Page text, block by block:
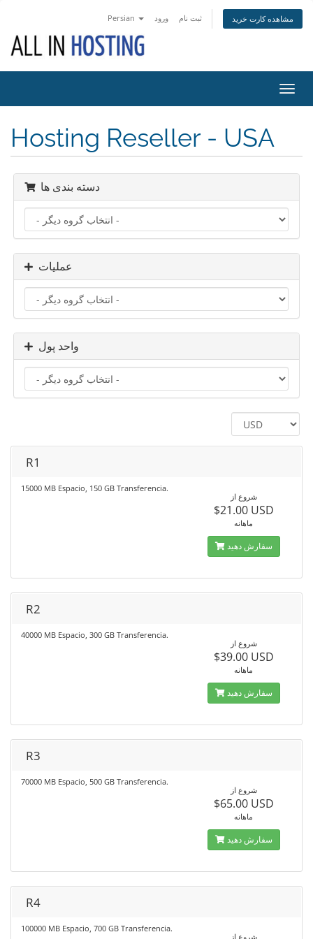
Persian ورود ثبت نام مشاهده کارت خرید
تغییر
Hosting Reseller - USA
دسته بندی ها
عملیات
واحد پول
R1
15000 MB Espacio, 150 GB Transferencia.
شروع از
$21.00 USD
ماهانه
سفارش دهید
R2
40000 MB Espacio, 300 GB Transferencia.
شروع از
$39.00 USD
ماهانه
سفارش دهید
R3
70000 MB Espacio, 500 GB Transferencia.
شروع از
$65.00 USD
ماهانه
سفارش دهید
R4
100000 MB Espacio, 700 GB Transferencia.
شروع از